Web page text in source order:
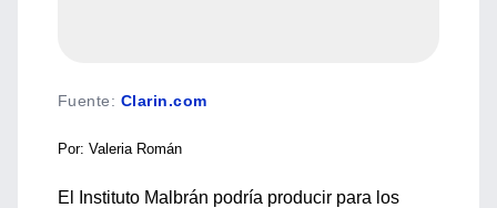
Fuente: Clarin.com
Por: Valeria Román
El Instituto Malbrán podría producir para los